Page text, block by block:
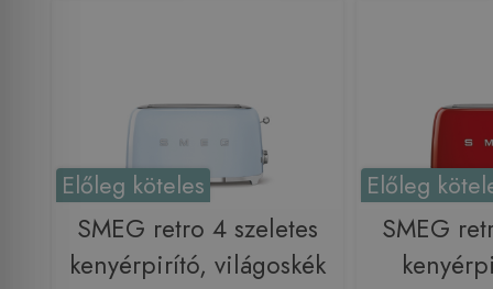
Előleg köteles
SMEG retro 4 szeletes
kenyérpirító, világoskék
Előleg
SMEG